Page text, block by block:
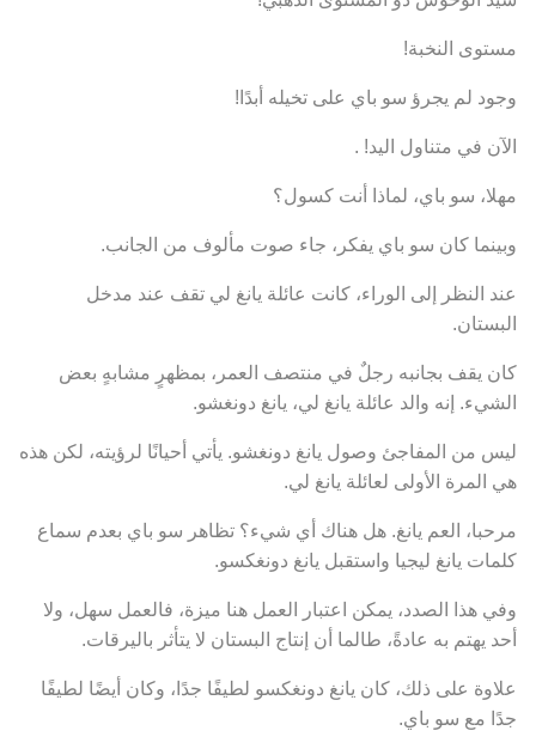
مستوى النخبة!
وجود لم يجرؤ سو باي على تخيله أبدًا!
الآن في متناول اليد! .
مهلا، سو باي، لماذا أنت كسول؟
وبينما كان سو باي يفكر، جاء صوت مألوف من الجانب.
عند النظر إلى الوراء، كانت عائلة يانغ لي تقف عند مدخل
البستان.
كان يقف بجانبه رجلٌ في منتصف العمر، بمظهرٍ مشابهٍ بعض
الشيء. إنه والد عائلة يانغ لي، يانغ دونغشو.
ليس من المفاجئ وصول يانغ دونغشو. يأتي أحيانًا لرؤيته، لكن هذه
هي المرة الأولى لعائلة يانغ لي.
مرحبا، العم يانغ. هل هناك أي شيء؟ تظاهر سو باي بعدم سماع
كلمات يانغ ليجيا واستقبل يانغ دونغكسو.
وفي هذا الصدد، يمكن اعتبار العمل هنا ميزة، فالعمل سهل، ولا
أحد يهتم به عادةً، طالما أن إنتاج البستان لا يتأثر باليرقات.
علاوة على ذلك، كان يانغ دونغكسو لطيفًا جدًا، وكان أيضًا لطيفًا
جدًا مع سو باي.